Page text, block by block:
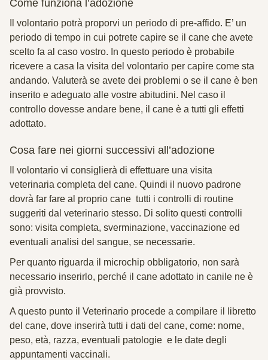
Come funziona l’adozione
Il volontario potrà proporvi un periodo di pre-affido. E’ un
periodo di tempo in cui potrete capire se il cane che avete
scelto fa al caso vostro. In questo periodo è probabile
ricevere a casa la visita del volontario per capire come sta
andando. Valuterà se avete dei problemi o se il cane è ben
inserito e adeguato alle vostre abitudini. Nel caso il
controllo dovesse andare bene, il cane è a tutti gli effetti
adottato.
Cosa fare nei giorni successivi all’adozione
Il volontario vi consiglierà di effettuare una visita
veterinaria completa del cane. Quindi il nuovo padrone
dovrà far fare al proprio cane tutti i controlli di routine
suggeriti dal veterinario stesso. Di solito questi controlli
sono: visita completa, sverminazione, vaccinazione ed
eventuali analisi del sangue, se necessarie.
Per quanto riguarda il microchip obbligatorio, non sarà
necessario inserirlo, perché il cane adottato in canile ne è
già provvisto.
A questo punto il Veterinario procede a compilare il
libretto
del cane, dove inserirà tutti i dati del cane, come: nome,
peso, età, razza, eventuali patologie e le date degli
appuntamenti vaccinali.